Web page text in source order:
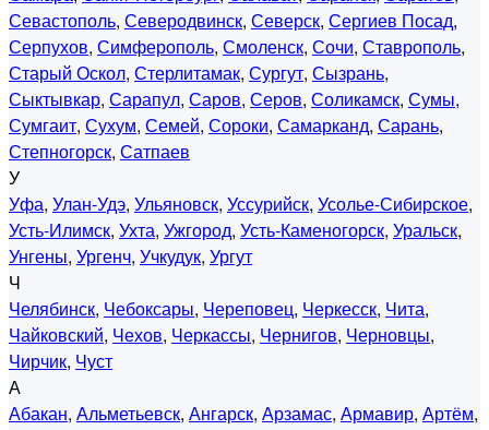
Севастополь, Северодвинск, Северск, Сергиев Посад,
Серпухов, Симферополь, Смоленск, Сочи, Ставрополь,
Старый Оскол, Стерлитамак, Сургут, Сызрань,
Сыктывкар, Сарапул, Саров, Серов, Соликамск, Сумы,
Сумгаит, Сухум, Семей, Сороки, Самарканд, Сарань,
Степногорск, Сатпаев
У
Уфа, Улан-Удэ, Ульяновск, Уссурийск, Усолье-Сибирское,
Усть-Илимск, Ухта, Ужгород, Усть-Каменогорск, Уральск,
Унгены, Ургенч, Учкудук, Ургут
Ч
Челябинск, Чебоксары, Череповец, Черкесск, Чита,
Чайковский, Чехов, Черкассы, Чернигов, Черновцы,
Чирчик, Чуст
А
Абакан, Альметьевск, Ангарск, Арзамас, Армавир, Артём,